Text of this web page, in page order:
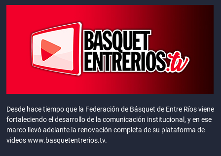
Desde hace tiempo que la Federación de Básquet de Entre Ríos viene
fortaleciendo el desarrollo de la comunicación institucional, y en ese
marco llevó adelante la renovación completa de su plataforma de
videos www.basquetentrerios.tv.